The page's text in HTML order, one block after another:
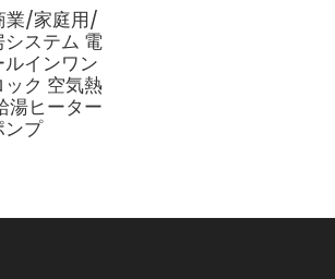
業/家庭用/
ステム 電
インワン
ク 空気熱
湯ヒーター
ンプ